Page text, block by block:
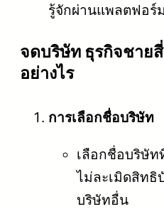
รู้จักผ่านแพลตฟอร์
จดบริษัท ธุรกิจชาย
อย่างไร
การเลือกชื่อบริษัท
เลือกชื่อบริษั
ไม่ละเมิดสิทธิ
บริษัทอื่น